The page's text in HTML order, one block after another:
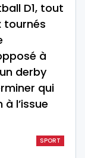
D1, tout
tournés
à
derby
qui
l’issue
SPORT